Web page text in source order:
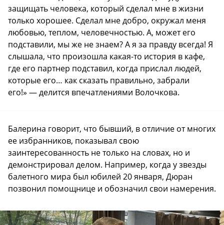
защищать человека, который сделал мне в жизни
только хорошее. Сделал мне добро, окружал меня
любовью, теплом, человечностью. А, может его
подставили, мы же не знаем? А я за правду всегда! Я
слышала, что произошла какая-то история в кафе,
где его партнер подставил, когда прислал людей,
которые его… как сказать правильно, забрали
его!» — делится впечатлениями Волочкова.
Балерина говорит, что бывший, в отличие от многих
ее избранников, показывал свою
заинтересованность не только на словах, но и
демонстрировал делом. Например, когда у звезды
балетного мира был юбилей 20 января, Дюран
позвонил помощнице и обозначил свои намерения.